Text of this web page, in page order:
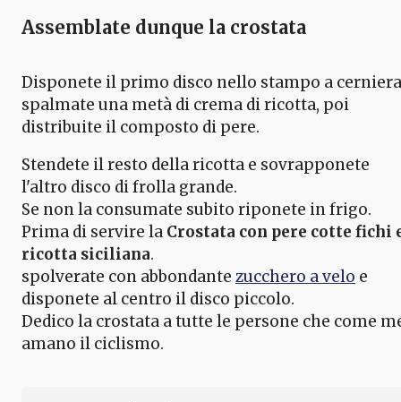
Assemblate dunque la crostata
Disponete il primo disco nello stampo a cerniera
spalmate una metà di crema di ricotta, poi
distribuite il composto di pere.
Stendete il resto della ricotta e sovrapponete
l'altro disco di frolla grande.
Se non la consumate subito riponete in frigo.
Prima di servire la Crostata con pere cotte fichi
ricotta siciliana.
spolverate con abbondante zucchero a velo e
disponete al centro il disco piccolo.
Dedico la crostata a tutte le persone che come
amano il ciclismo.